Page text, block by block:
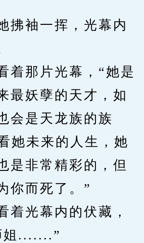
袖一挥，光幕内
那片光幕，“她是
最妖孽的天才，如
会是天龙族的族
她未来的人生，她
是非常精彩的，但
你而死了。”
光幕内的伏藏，
姐.......”